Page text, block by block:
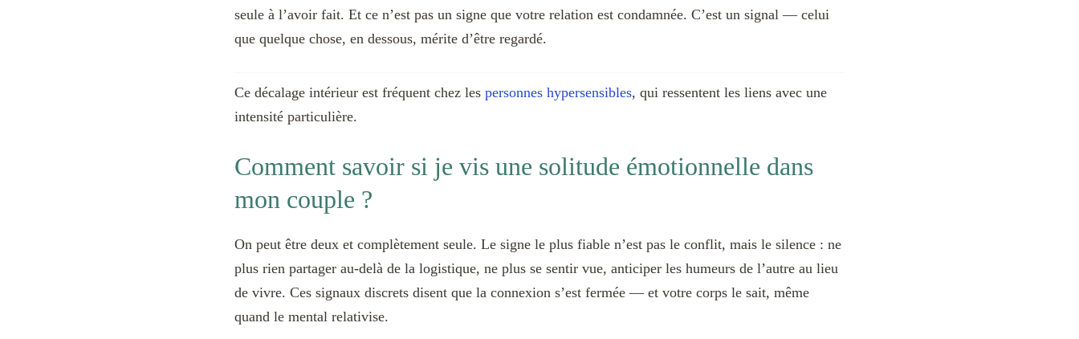
seule à l’avoir fait. Et ce n’est pas un signe que votre relation est condamnée. C’est un signal — celui
que quelque chose, en dessous, mérite d’être regardé.
Ce décalage intérieur est fréquent chez les personnes hypersensibles, qui ressentent les liens avec une
intensité particulière.
Comment savoir si je vis une solitude émotionnelle dans
mon couple ?
On peut être deux et complètement seule. Le signe le plus fiable n’est pas le conflit, mais le silence : ne
plus rien partager au-delà de la logistique, ne plus se sentir vue, anticiper les humeurs de l’autre au lieu
de vivre. Ces signaux discrets disent que la connexion s’est fermée — et votre corps le sait, même
quand le mental relativise.